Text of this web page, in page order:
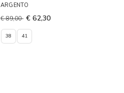
ARGENTO
€ 89,00 € 62,30
38 41